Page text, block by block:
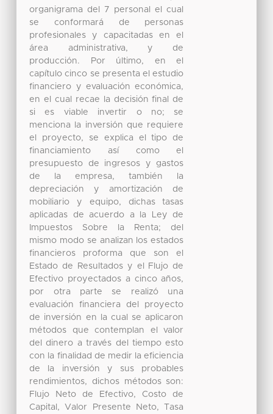
organigrama del 7 personal el cual
se conformará de personas
profesionales y capacitadas en el
área administrativa, y de
producción. Por último, en el
capítulo cinco se presenta el estudio
financiero y evaluación económica,
en el cual recae la decisión final de
si es viable invertir o no; se
menciona la inversión que requiere
el proyecto, se explica el tipo de
financiamiento así como el
presupuesto de ingresos y gastos
de la empresa, también la
depreciación y amortización de
mobiliario y equipo, dichas tasas
aplicadas de acuerdo a la Ley de
Impuestos Sobre la Renta; del
mismo modo se analizan los estados
financieros proforma que son el
Estado de Resultados y el Flujo de
Efectivo proyectados a cinco años,
por otra parte se realizó una
evaluación financiera del proyecto
de inversión en la cual se aplicaron
métodos que contemplan el valor
del dinero a través del tiempo esto
con la finalidad de medir la eficiencia
de la inversión y sus probables
rendimientos, dichos métodos son:
Flujo Neto de Efectivo, Costo de
Capital, Valor Presente Neto, Tasa